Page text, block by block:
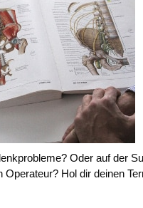
Oder auf der
Operateur? Hol dir deinen